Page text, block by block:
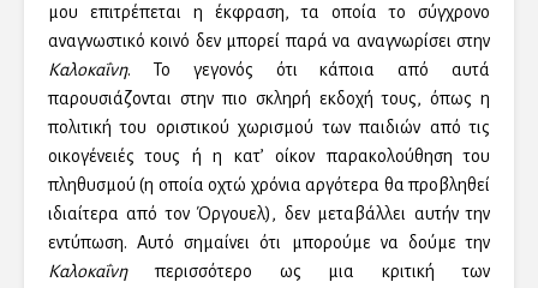
μου επιτρέπεται η έκφραση, τα οποία το σύγχρονο
αναγνωστικό κοινό δεν μπορεί παρά να αναγνωρίσει στην
Καλοκαΐνη. Το γεγονός ότι κάποια από αυτά
παρουσιάζονται στην πιο σκληρή εκδοχή τους, όπως η
πολιτική του οριστικού χωρισμού των παιδιών από τις
οικογένειές τους ή η κατ’ οίκον παρακολούθηση του
πληθυσμού (η οποία οχτώ χρόνια αργότερα θα προβληθεί
ιδιαίτερα από τον Όργουελ), δεν μεταβάλλει αυτήν την
εντύπωση. Αυτό σημαίνει ότι μπορούμε να δούμε την
Καλοκαΐνηπερισσότερο ως μια κριτική των